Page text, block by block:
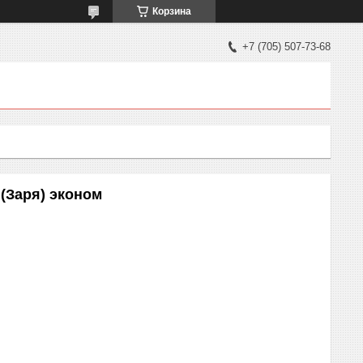
Корзина
+7 (705) 507-73-68
эконом